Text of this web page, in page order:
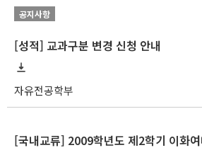
공지사항
[성적] 교과구분 변경 신청 안내
자유전공학부